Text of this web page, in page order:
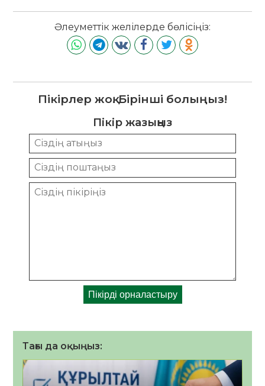
Әлеуметтік желілерде бөлісіңіз:
Пікірлер жоқ. Бірінші болыңыз!
Пікір жазыңыз
Тағы да оқыңыз: